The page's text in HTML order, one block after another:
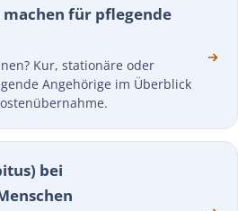
machen für pflegende
Kur, stationäre oder
Angehörige im Überblick
bei